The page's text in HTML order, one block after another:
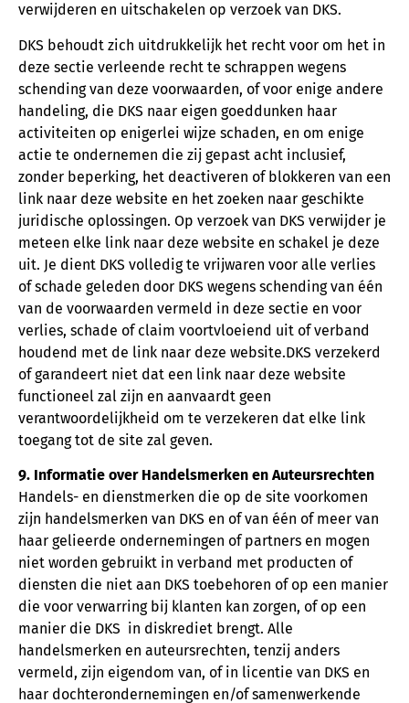
verwijderen en uitschakelen op verzoek van DKS.
DKS behoudt zich uitdrukkelijk het recht voor om het in
deze sectie verleende recht te schrappen wegens
schending van deze voorwaarden, of voor enige andere
handeling, die DKS naar eigen goeddunken haar
activiteiten op enigerlei wijze schaden, en om enige
actie te ondernemen die zij gepast acht inclusief,
zonder beperking, het deactiveren of blokkeren van een
link naar deze website en het zoeken naar geschikte
juridische oplossingen. Op verzoek van DKS verwijder je
meteen elke link naar deze website en schakel je deze
uit. Je dient DKS volledig te vrijwaren voor alle verlies
of schade geleden door DKS wegens schending van één
van de voorwaarden vermeld in deze sectie en voor
verlies, schade of claim voortvloeiend uit of verband
houdend met de link naar deze website.DKS verzekerd
of garandeert niet dat een link naar deze website
functioneel zal zijn en aanvaardt geen
verantwoordelijkheid om te verzekeren dat elke link
toegang tot de site zal geven.
9. Informatie over Handelsmerken en Auteursrechten
Handels- en dienstmerken die op de site voorkomen
zijn handelsmerken van DKS en of van één of meer van
haar gelieerde ondernemingen of partners en mogen
niet worden gebruikt in verband met producten of
diensten die niet aan DKS toebehoren of op een manier
die voor verwarring bij klanten kan zorgen, of op een
manier die DKS in diskrediet brengt. Alle
handelsmerken en auteursrechten, tenzij anders
vermeld, zijn eigendom van, of in licentie van DKS en
haar dochterondernemingen en/of samenwerkende